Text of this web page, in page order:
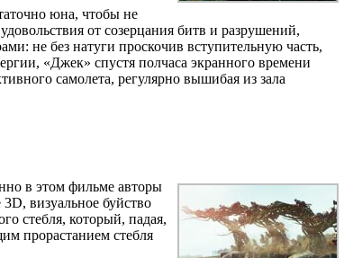
юна, чтобы не
от созерцания битв и разрушений,
не без натуги проскочив вступительную часть,
«Джек» спустя полчаса экранного времени
самолета, регулярно вышибая из зала
в этом фильме авторы
визуальное буйство
стебля, который, падая,
прорастанием стебля